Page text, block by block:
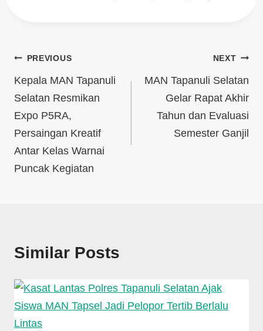
PREVIOUS
Kepala MAN Tapanuli
Selatan Resmikan
Expo P5RA,
Persaingan Kreatif
Antar Kelas Warnai
Puncak Kegiatan
NEXT
MAN Tapanuli Selatan
Gelar Rapat Akhir
Tahun dan Evaluasi
Semester Ganjil
Similar Posts